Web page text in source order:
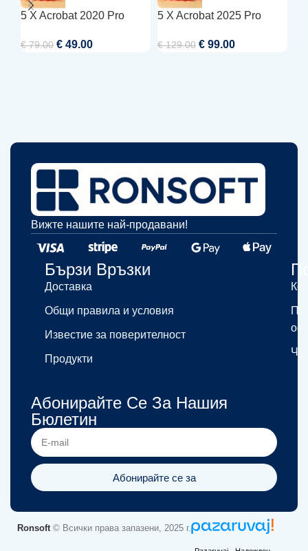
5 X Acrobat 2020 Pro
€79.00 € 49.00
5 X Acrobat 2025 Pro
€129.00 € 99.00
Вижте нашите най-продавани!​
Бързи Връзки
Доставка
Общи правила и условия
Известие за поверителност
Продукти
Абонирайте Се За Нашия
Бюлетин
Абонирайте се за
Ronsoft© Всички права запазени, 2025 г.